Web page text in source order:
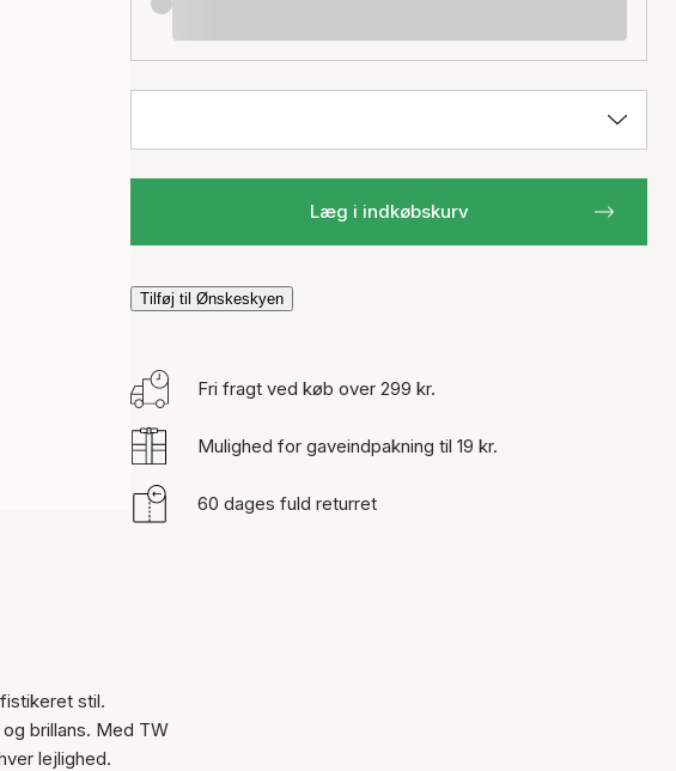
Læg i indkøbskurv
Tilføj til Ønskeskyen
Fri fragt ved køb over 299 kr.
Mulighed for gaveindpakning til 19 kr.
60 dages fuld returret
stil.
brillans. Med TW
lejlighed.